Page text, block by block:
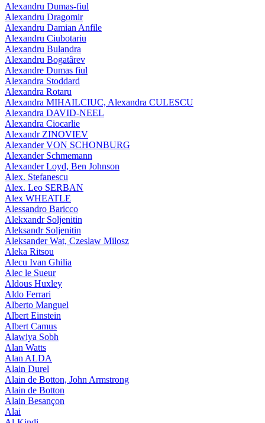
Alexandru Dumas-fiul
Alexandru Dragomir
Alexandru Damian Anfile
Alexandru Ciubotariu
Alexandru Bulandra
Alexandru Bogatârev
Alexandre Dumas fiul
Alexandra Stoddard
Alexandra Rotaru
Alexandra MIHAILCIUC, Alexandra CULESCU
Alexandra DAVID-NEEL
Alexandra Ciocarlie
Alexandr ZINOVIEV
Alexander VON SCHONBURG
Alexander Schmemann
Alexander Loyd, Ben Johnson
Alex. Stefanescu
Alex. Leo SERBAN
Alex WHEATLE
Alessandro Baricco
Alekxandr Soljenitin
Aleksandr Soljenitin
Aleksander Wat, Czeslaw Milosz
Aleka Ritsou
Alecu Ivan Ghilia
Alec le Sueur
Aldous Huxley
Aldo Ferrari
Alberto Manguel
Albert Einstein
Albert Camus
Alawiya Sobh
Alan Watts
Alan ALDA
Alain Durel
Alain de Botton, John Armstrong
Alain de Botton
Alain Besançon
Alai